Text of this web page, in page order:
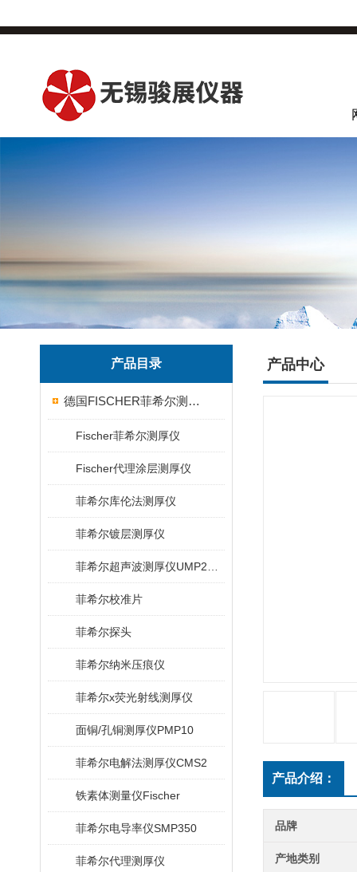
产品目录
德国FISCHER菲希尔测厚仪
Fischer菲希尔测厚仪
Fischer代理涂层测厚仪
菲希尔库伦法测厚仪
菲希尔镀层测厚仪
菲希尔校准片
菲希尔探头
菲希尔纳米压痕仪
菲希尔x荧光射线测厚仪
面铜/孔铜测厚仪PMP10
菲希尔电解法测厚仪CMS2
铁素体测量仪Fischer
菲希尔电导率仪SMP350
菲希尔代理测厚仪
产品中心
产品介绍：
品牌
产地类别